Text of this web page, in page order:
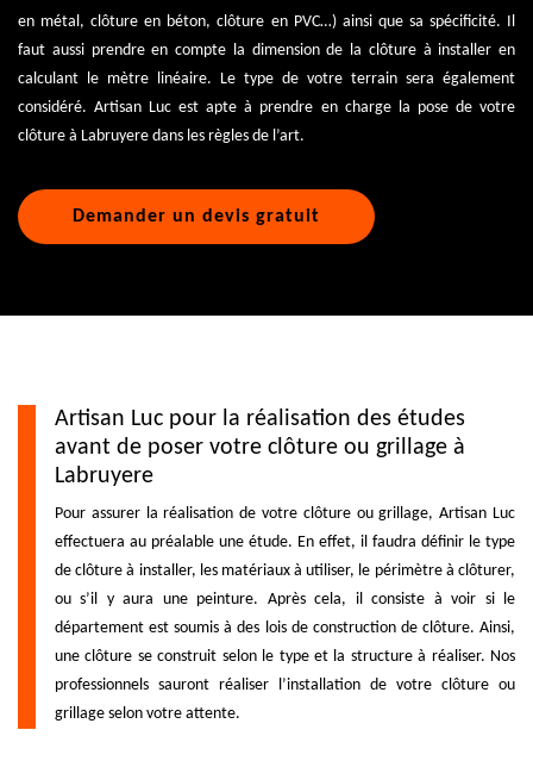
en métal, clôture en béton, clôture en PVC…) ainsi que sa spécificité. Il
faut aussi prendre en compte la dimension de la clôture à installer en
calculant le mètre linéaire. Le type de votre terrain sera également
considéré. Artisan Luc est apte à prendre en charge la pose de votre
clôture à Labruyere dans les règles de l’art.
Demander un devis gratuit
Artisan Luc pour la réalisation des études
avant de poser votre clôture ou grillage à
Labruyere
Pour assurer la réalisation de votre clôture ou grillage, Artisan Luc
effectuera au préalable une étude. En effet, il faudra définir le type
de clôture à installer, les matériaux à utiliser, le périmètre à clôturer,
ou s’il y aura une peinture. Après cela, il consiste à voir si le
département est soumis à des lois de construction de clôture. Ainsi,
une clôture se construit selon le type et la structure à réaliser. Nos
professionnels sauront réaliser l’installation de votre clôture ou
grillage selon votre attente.